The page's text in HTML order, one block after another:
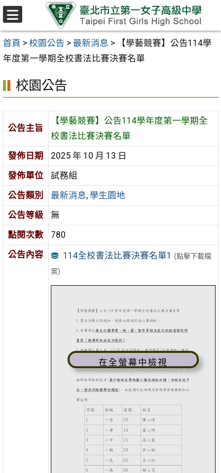
跳至主要內容區
首頁 > 校園公告 > 最新消息 >
【學藝競賽】公告114學
年度第一學期全校書法比賽決賽名單
校園公告
公告主旨
【學藝競賽】公告114學年度第一學期全
校書法比賽決賽名單
發佈日期
2025 年 10 月 13 日
發佈單位
試務組
公告類別
最新消息, 學生園地
公告等級
無
點閱次數
780
公告內容
114全校書法比賽決賽名單1 (點擊下載檔
案)
在全螢幕中檢視
選
單